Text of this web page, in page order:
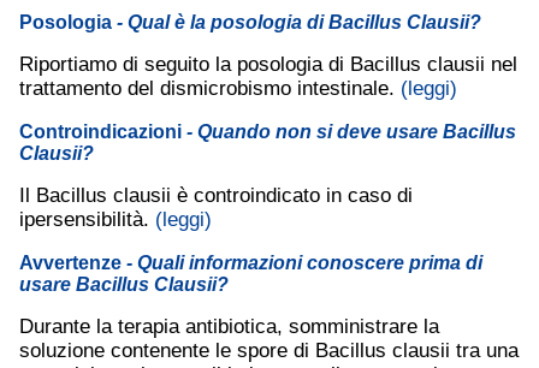
Posologia - Qual è la posologia di Bacillus Clausii?
Riportiamo di seguito la posologia di Bacillus clausii nel
trattamento del dismicrobismo intestinale. (leggi)
Controindicazioni - Quando non si deve usare Bacillus
Clausii?
Il Bacillus clausii è controindicato in caso di
ipersensibilità. (leggi)
Avvertenze - Quali informazioni conoscere prima di
usare Bacillus Clausii?
Durante la terapia antibiotica, somministrare la
soluzione contenente le spore di Bacillus clausii tra una